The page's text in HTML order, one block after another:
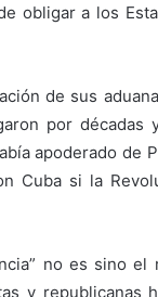
obligar a los
de sus
por décadas
apoderado de
Cuba si la
no es sino el
y republicanas